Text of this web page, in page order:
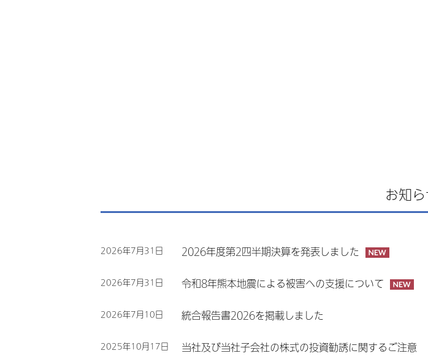
お知
2026年7月31日 2026年度第2四半期決算を発表しました
2026年7月31日 令和8年熊本地震による被害への支援について
2026年7月10日 統合報告書2026を掲載しました
2025年10月17日 当社及び当社子会社の株式の投資勧誘に関するご注意